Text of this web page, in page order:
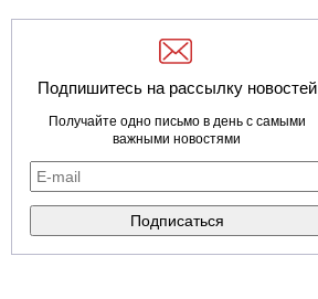
Подпишитесь на рассылку новостей
Получайте одно письмо в день с самыми
важными новостями